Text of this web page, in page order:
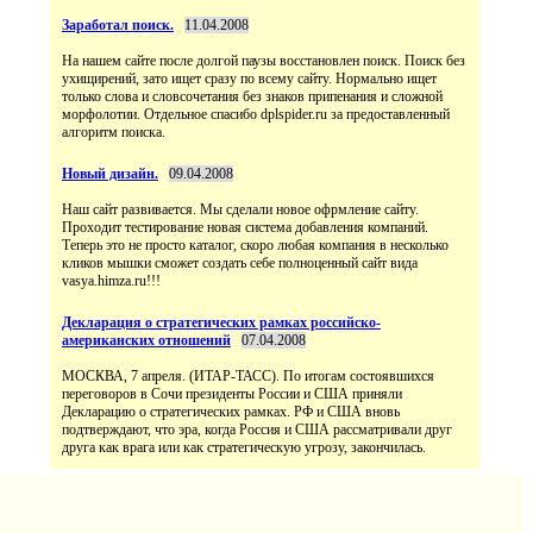
Заработал поиск. 11.04.2008
На нашем сайте после долгой паузы восстановлен поиск. Поиск без
ухищирений, зато ищет сразу по всему сайту. Нормально ищет
только слова и словсочетания без знаков припенания и сложной
морфолотии. Отдельное спасибо dplspider.ru за предоставленный
алгоритм поиска.
Новый дизайн. 09.04.2008
Наш сайт развивается. Мы сделали новое офрмление сайту.
Проходит тестирование новая система добавления компаний.
Теперь это не просто каталог, скоро любая компания в несколько
кликов мышки сможет создать себе полноценный сайт вида
vasya.himza.ru!!!
Декларация о стратегических рамках российско-
американских отношений
07.04.2008
МОСКВА, 7 апреля. (ИТАР-ТАСС). По итогам состоявшихся
переговоров в Сочи президенты России и США приняли
Декларацию о стратегических рамках. РФ и США вновь
подтверждают, что эра, когда Россия и США рассматривали друг
друга как врага или как стратегическую угрозу, закончилась.